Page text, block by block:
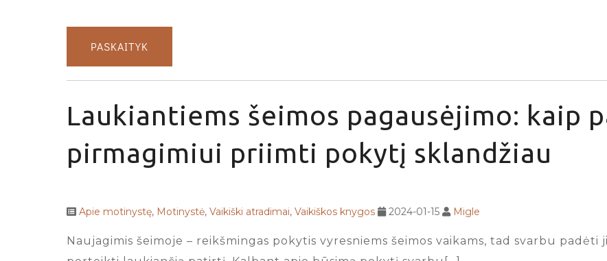
PASKAITYK
Laukiantiems šeimos pagausėjimo: kaip
pirmagimiui priimti pokytį sklandžiau
Apie motinystę, Motinystė, Vaikiški atradimai, Vaikiškos knygos 2024-01-15 Migle
Naujagimis šeimoje – reikšmingas pokytis vyresniems šeimos vaikams, tad svarbu